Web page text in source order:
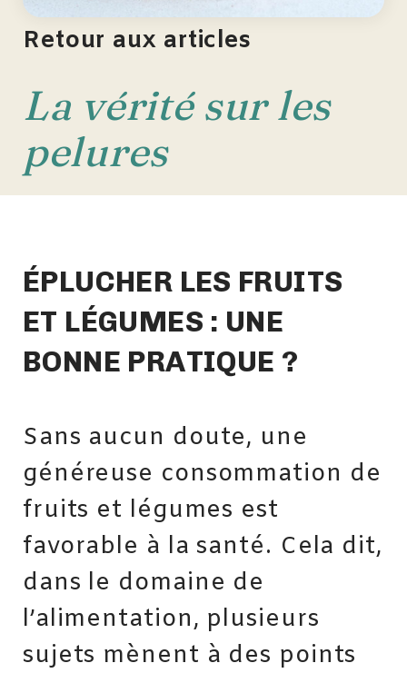
Retour aux articles
La vérité sur les
pelures
ÉPLUCHER LES FRUITS
ET LÉGUMES : UNE
BONNE PRATIQUE ?
Sans aucun doute, une
généreuse consommation de
fruits et légumes est
favorable à la santé. Cela dit,
dans le domaine de
l’alimentation, plusieurs
sujets mènent à des points